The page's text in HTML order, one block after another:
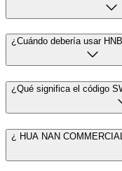
¿Cuándo debería usar
¿Qué significa el código
¿ HUA NAN